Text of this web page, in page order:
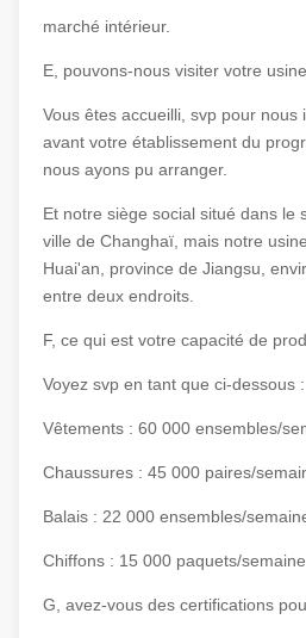
marché intérieur.
E, pouvons-nous visiter votre
Vous êtes accueilli, svp pour nous
avant votre établissement du
nous ayons pu arranger.
Et notre siège social situé dans le
ville de Changhaï, mais notre
Huai'an, province de Jiangsu,
entre deux endroits.
F, ce qui est votre capacité de
Voyez svp en tant que ci-dessous :
Vêtements : 60 000 ensembles/
Chaussures : 45 000 paires/
Balais : 22 000 ensembles/
Chiffons : 15 000 paquets/semaine
G, avez-vous des certifications